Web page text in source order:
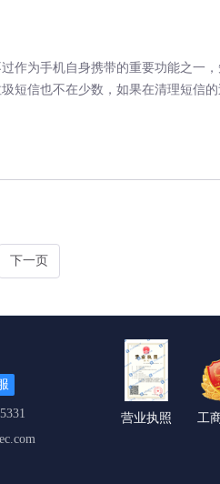
作为手机自身携带的重要功能之一
短信也不在少数，如果在清理短信的
下一页
营业执照 工